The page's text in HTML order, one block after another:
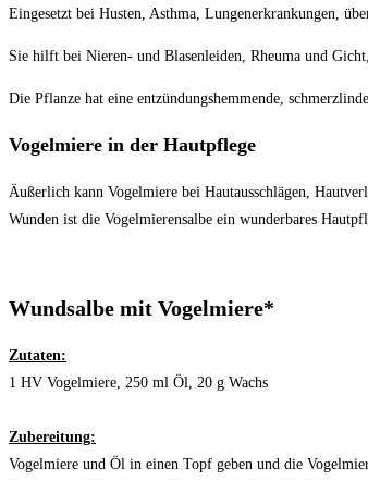
Eingesetzt bei Husten, Asthma, Lungenerkrankungen,
Sie hilft bei Nieren- und Blasenleiden, Rheuma und
Die Pflanze hat eine entzündungshemmende,
Vogelmiere in der Hautpflege
Äußerlich kann Vogelmiere bei Hautausschlägen,
Wunden ist die Vogelmierensalbe ein wunderbares
Wundsalbe mit Vogelmiere*
Zutaten:
1 HV Vogelmiere, 250 ml Öl, 20 g Wachs
Zubereitung:
Vogelmiere und Öl in einen Topf geben und die